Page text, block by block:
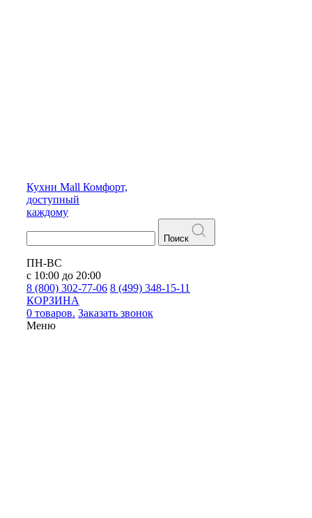
Кухни Mall Комфорт,
доступный
каждому
Поиск
ПН-ВС
с 10:00 до 20:00
8 (800) 302-77-06 8 (499) 348-15-11
КОРЗИНА
0 товаров. Заказать звонок
Меню